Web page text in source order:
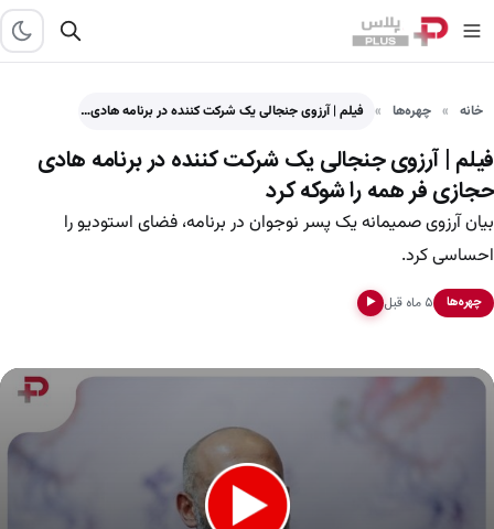
خانه چهره‌ها فیلم | آرزوی جنجالی یک شرکت‌ کننده در برنامه هادی…
فیلم | آرزوی جنجالی یک شرکت‌ کننده در برنامه هادی
حجازی‌ فر همه را شوکه کرد
بیان آرزوی صمیمانه یک پسر نوجوان در برنامه، فضای استودیو را
احساسی کرد.
چهره‌ها ۵ ماه قبل ▶